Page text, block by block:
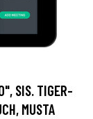
SIS. TIGER-
MUSTA